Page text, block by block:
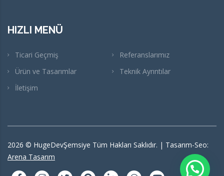
HIZLI MENÜ
Ticari Geçmiş
Referanslarımız
Ürün ve Tasarımlar
Teknik Ayrıntılar
İletişim
2026 © HugeDevŞemsiye Tüm Hakları Saklıdır. | Tasarım-Seo:
Arena Tasarım